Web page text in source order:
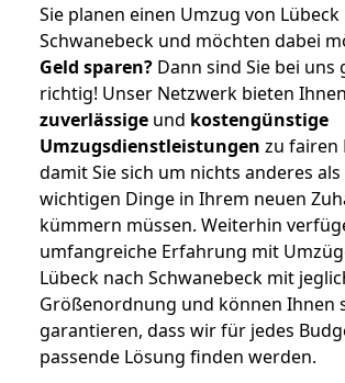
Sie planen einen Umzug von Lübeck
Schwanebeck und möchten dabei
Geld sparen? Dann sind Sie bei uns
richtig! Unser Netzwerk bieten Ihnen
zuverlässige und kostengünstige
Umzugsdienstleistungen zu fairen
damit Sie sich um nichts anderes als
wichtigen Dinge in Ihrem neuen
kümmern müssen. Weiterhin
umfangreiche Erfahrung mit
Lübeck nach Schwanebeck mit
Größenordnung und können Ihnen
garantieren, dass wir für jedes
passende Lösung finden werden.